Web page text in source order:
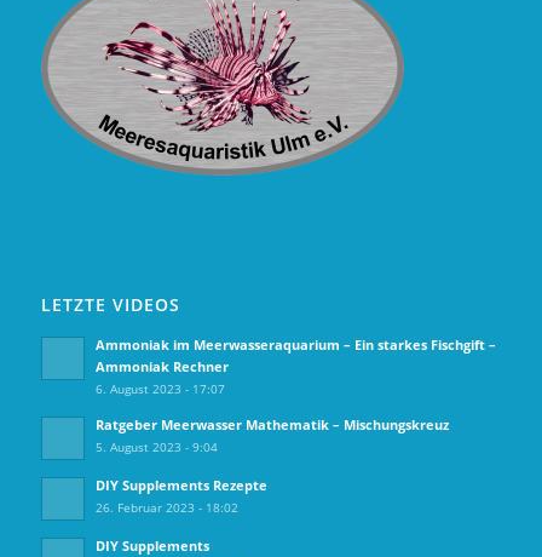
LETZTE VIDEOS
Ammoniak im Meerwasseraquarium – Ein starkes Fischgift –
Ammoniak Rechner
6. August 2023 - 17:07
Ratgeber Meerwasser Mathematik – Mischungskreuz
5. August 2023 - 9:04
DIY Supplements Rezepte
26. Februar 2023 - 18:02
DIY Supplements